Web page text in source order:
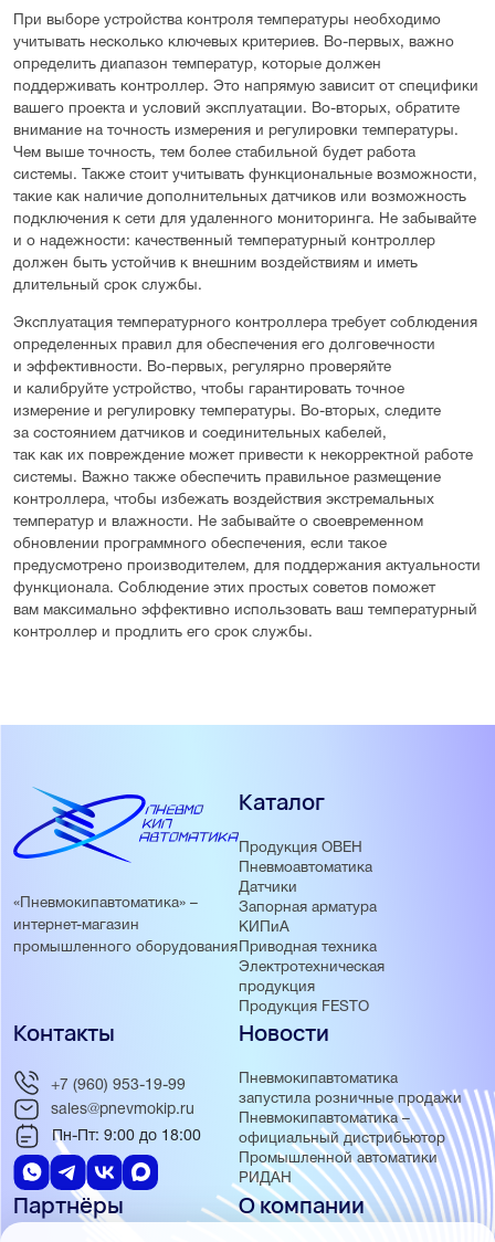
При выборе устройства контроля температуры необходимо
учитывать несколько ключевых критериев. Во-первых, важно
определить диапазон температур, которые должен
поддерживать контроллер. Это напрямую зависит от специфики
вашего проекта и условий эксплуатации. Во-вторых, обратите
внимание на точность измерения и регулировки температуры.
Чем выше точность, тем более стабильной будет работа
системы. Также стоит учитывать функциональные возможности,
такие как наличие дополнительных датчиков или возможность
подключения к сети для удаленного мониторинга. Не забывайте
и о надежности: качественный температурный контроллер
должен быть устойчив к внешним воздействиям и иметь
длительный срок службы.
Эксплуатация температурного контроллера требует соблюдения
определенных правил для обеспечения его долговечности
и эффективности. Во-первых, регулярно проверяйте
и калибруйте устройство, чтобы гарантировать точное
измерение и регулировку температуры. Во-вторых, следите
за состоянием датчиков и соединительных кабелей,
так как их повреждение может привести к некорректной работе
системы. Важно также обеспечить правильное размещение
контроллера, чтобы избежать воздействия экстремальных
температур и влажности. Не забывайте о своевременном
обновлении программного обеспечения, если такое
предусмотрено производителем, для поддержания актуальности
функционала. Соблюдение этих простых советов поможет
вам максимально эффективно использовать ваш температурный
контроллер и продлить его срок службы.
«Пневмокипавтоматика» –
интернет-магазин
промышленного оборудования
Каталог
Продукция ОВЕН
Пневмоавтоматика
Датчики
Запорная арматура
КИПиА
Приводная техника
Электротехническая
продукция
Продукция FESTO
Новости
Пневмокипавтоматика
запустила розничные продажи
Пневмокипавтоматика –
официальный дистрибьютор
Промышленной автоматики
РИДАН
Партнёры О компании
Контакты
+7 (960) 953-19-99
sales@pnevmokip.ru
Пн-Пт: 9:00 до 18:00